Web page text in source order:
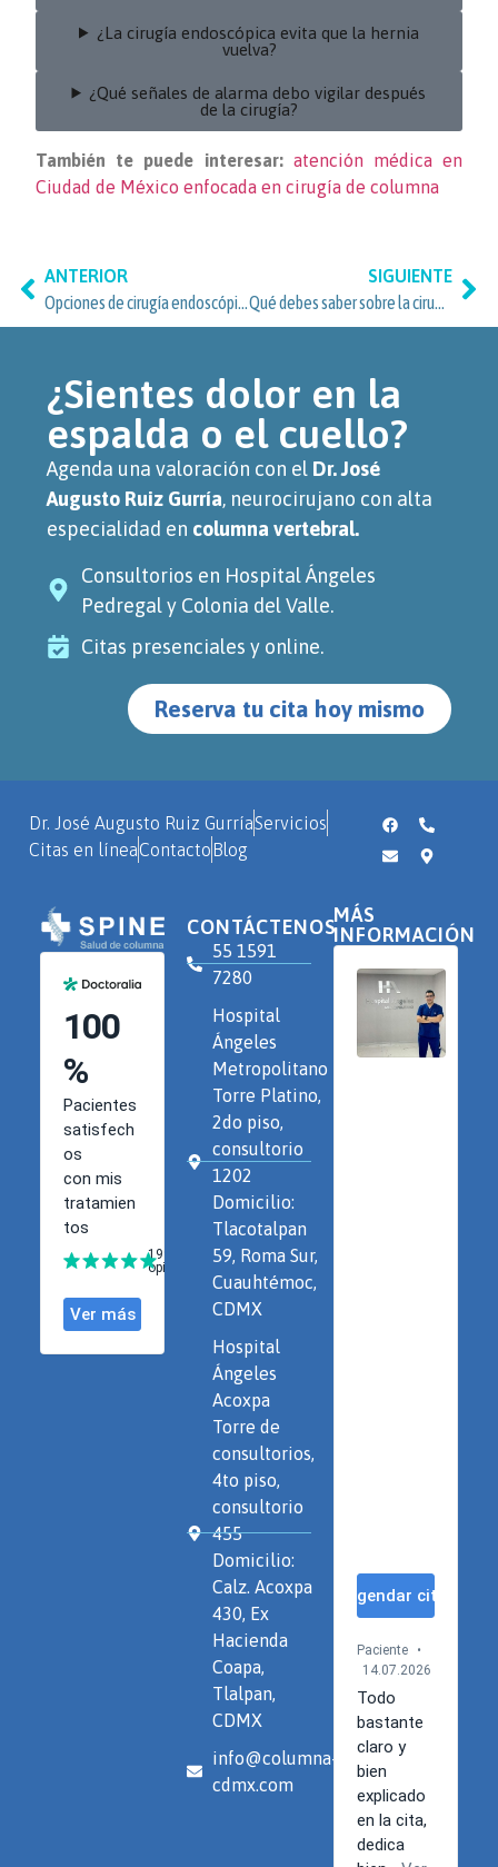
¿La cirugía endoscópica evita que la hernia
vuelva?
¿Qué señales de alarma debo vigilar después
de la cirugía?
También te puede interesar: atención médica en
Ciudad de México enfocada en cirugía de columna
ANTERIOR
Opciones de cirugía endoscópica de columna para Lomas de Vista Hermosa
SIGUIENTE
Qué debes saber sobre la cirugía de columna con monitoreo neurofisiológico en Benito Juárez para pacientes de Del Valle Norte
¿Sientes dolor en la
espalda o el cuello?
Agenda una valoración con el Dr. José
Augusto Ruiz Gurría, neurocirujano con alta
especialidad en columna vertebral.
Consultorios en Hospital Ángeles
Pedregal y Colonia del Valle.
Citas presenciales y online.
Reserva tu cita hoy mismo
Dr. José Augusto Ruiz GurríaServicios
Citas en líneaContactoBlog
CONTÁCTENOS
55 1591
7280
Hospital
Ángeles
Metropolitano
Torre Platino,
2do piso,
consultorio
1202
Domicilio:
Tlacotalpan
59, Roma Sur,
Cuauhtémoc,
CDMX
Hospital
Ángeles
Acoxpa
Torre de
consultorios,
4to piso,
consultorio
455
Domicilio:
Calz. Acoxpa
430, Ex
Hacienda
Coapa,
Tlalpan,
CDMX
info@columna-
cdmx.com
MÁS
INFORMACIÓN